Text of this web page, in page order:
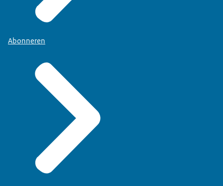
Abonneren